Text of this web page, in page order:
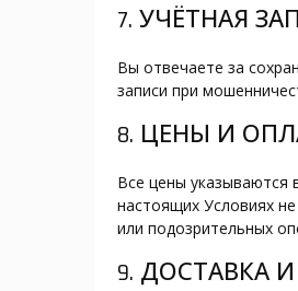
7. УЧЁТНАЯ
Вы отвечаете за
записи при
8. ЦЕНЫ И
Все цены указываются
настоящих Условиях
или подозрительных
9. ДОСТАВКА